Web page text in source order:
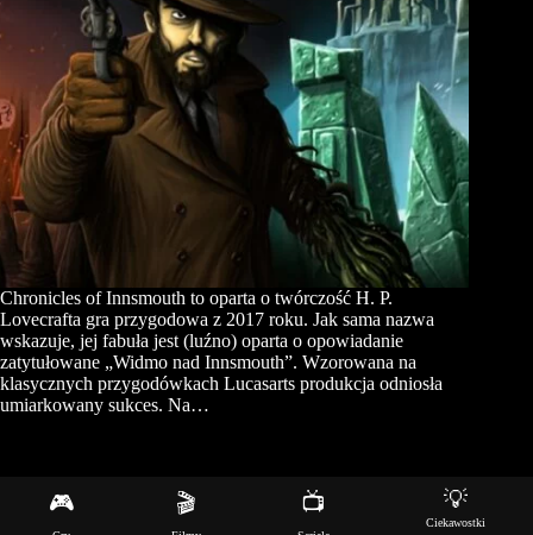
Chronicles of Innsmouth to oparta o twórczość H. P.
Lovecrafta gra przygodowa z 2017 roku. Jak sama nazwa
wskazuje, jej fabuła jest (luźno) oparta o opowiadanie
zatytułowane „Widmo nad Innsmouth”. Wzorowana na
klasycznych przygodówkach Lucasarts produkcja odniosła
umiarkowany sukces. Na…
🎮 🎬 📺 💡
Ciekawostki
Copyright © 2026 - Motyw WordPress stworzony przez